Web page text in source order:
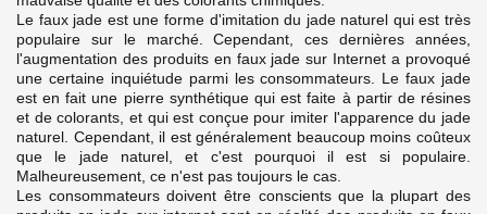
Le faux jade est une forme d'imitation du jade naturel qui est très
populaire sur le marché. Cependant, ces dernières années,
l'augmentation des produits en faux jade sur Internet a provoqué
une certaine inquiétude parmi les consommateurs. Le faux jade
est en fait une pierre synthétique qui est faite à partir de résines
et de colorants, et qui est conçue pour imiter l'apparence du jade
naturel. Cependant, il est généralement beaucoup moins coûteux
que le jade naturel, et c'est pourquoi il est si populaire.
Malheureusement, ce n'est pas toujours le cas.
Les consommateurs doivent être conscients que la plupart des